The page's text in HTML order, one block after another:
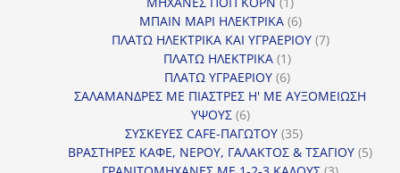
προϊόν
ΜΠΑΙΝ ΜΑΡΙ ΗΛΕΚΤΡΙΚΑ 66
προϊόντα
ΠΛΑΤΩ ΗΛΕΚΤΡΙΚΑ ΚΑΙ ΥΓΡΑΕΡΙΟΥ 77
ΠΛΑΤΩ ΗΛΕΚΤΡΙΚΑ 11
προϊόν
ΠΛΑΤΩ ΥΓΡΑΕΡΙΟΥ 66
προϊόντα
ΣΑΛΑΜΑΝΔΡΕΣ ΜΕ ΠΙΑΣΤΡΕΣ Η' ΜΕ ΑΥΞΟΜΕΙΩΣΗ
ΥΨΟΥΣ 66
προϊόντα
ΣΥΣΚΕΥΕΣ CAFE-ΠΑΓΩΤΟΥ 3535
προϊόντα
ΒΡΑΣΤΗΡΕΣ ΚΑΦΕ, ΝΕΡΟΥ, ΓΑΛΑΚΤΟΣ & ΤΣΑΓΙΟΥ 55